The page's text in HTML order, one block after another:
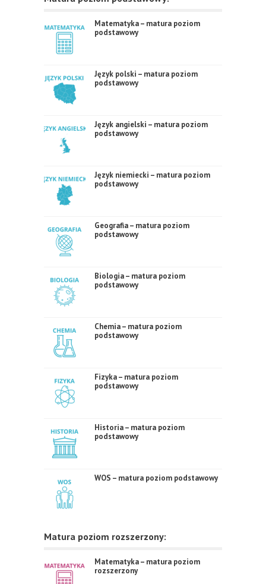
Matematyka – matura poziom
podstawowy
Język polski – matura poziom
podstawowy
Język angielski – matura poziom
podstawowy
Język niemiecki – matura poziom
podstawowy
Geografia – matura poziom
podstawowy
Biologia – matura poziom
podstawowy
Chemia – matura poziom
podstawowy
Fizyka – matura poziom
podstawowy
Historia – matura poziom
podstawowy
WOS – matura poziom podstawowy
Matura poziom rozszerzony:
Matematyka – matura poziom
rozszerzony